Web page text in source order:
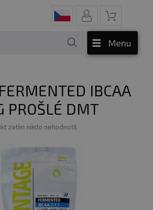
Menu
IBCAA
PROŠLÉ DMT
zatím nikdo nehodnotil